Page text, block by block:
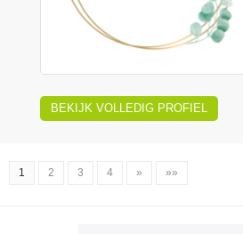
BEKIJK VOLLEDIG PROFIEL
1 2 3 4 » »»